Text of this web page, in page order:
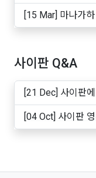
[15 Mar] 마나가
~50십..
사이판 Q&A
[21 Dec] 사이판
[04 Oct] 사이판
인가..